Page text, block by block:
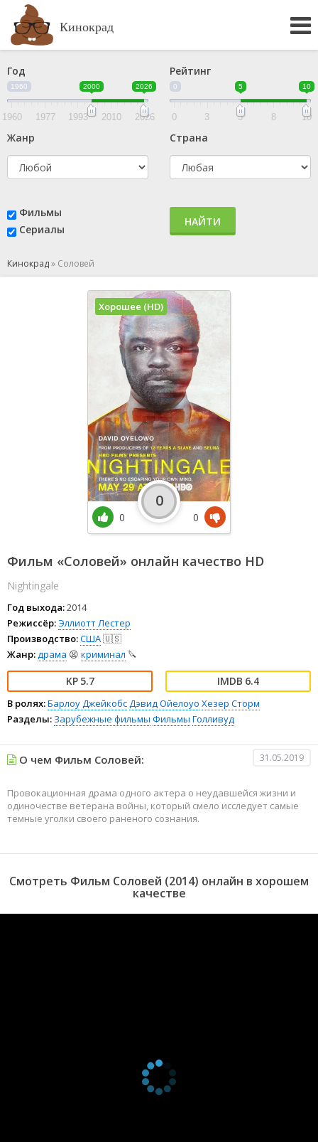
Кинокрад
Год
1960 2000 2026
1960 1977 1993 2010 2026
Рейтинг
0 5 10
0 3 5 8 10
Жанр Страна
Фильмы
Сериалы
НАЙТИ
Кинокрад» Соловей
Фильм «Соловей» онлайн качество HD
Nightingale
Год выхода:2014
Режиссёр:Эллиотт Лестер
Производство:США🇺🇸
Жанр:драма 😫 криминал 🔪
5.7 6.4
В ролях:Барлоу ДжейкобсДэвид Ойелоуо Хезер Сторм
Разделы: Зарубежные фильмы Фильмы Голливуд
Хорошее (HD)
0
0
0
О чем Фильм Соловей: 31.05.2019
Провокационная драма одного актера о неудавшейся жизни и
одиночестве ветерана войны, который смело исследует самые
темные уголки своего раненого сознания.
Смотреть Фильм Соловей (2014) онлайн в хорошем
качестве